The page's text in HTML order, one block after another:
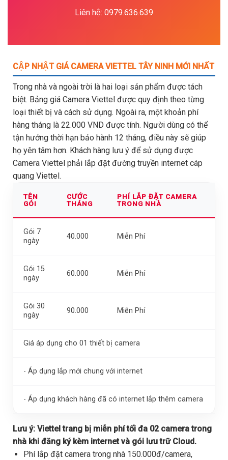
Liên hệ: 0979.636.639
CẬP NHẬT GIÁ CAMERA VIETTEL TÂY NINH MỚI NHẤT
Trong nhà và ngoài trời là hai loại sản phẩm được tách
biệt. Bảng giá Camera Viettel được quy định theo từng
loại thiết bị và cách sử dụng. Ngoài ra, một khoản phí
hàng tháng là 22.000 VND được tính. Người dùng có thể
tận hưởng thời hạn bảo hành 12 tháng, điều này sẽ giúp
họ yên tâm hơn. Khách hàng lưu ý để sử dụng được
Camera Viettel phải lắp đặt đường truyền internet cáp
quang Viettel.
TÊN
GÓI
CƯỚC
THÁNG
PHÍ LẮP ĐẶT CAMERA
TRONG NHÀ
Gói 7
ngày
40.000 Miễn Phí
Gói 15
ngày
60.000 Miễn Phí
Gói 30
ngày
90.000 Miễn Phí
Giá áp dụng cho 01 thiết bị camera
- Áp dụng lắp mới chung với internet
- Áp dụng khách hàng đã có internet lắp thêm camera
Lưu ý: Viettel trang bị miễn phí tối đa 02 camera trong
nhà khi đăng ký kèm internet và gói lưu trữ Cloud.
Phí lắp đặt camera trong nhà 150.000đ/camera,